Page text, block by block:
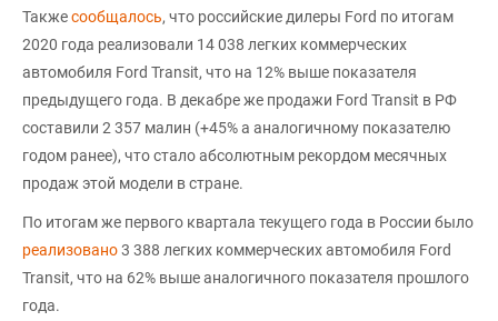
Такжесообщалось, что российские дилеры Ford по итогам
2020 года реализовали 14 038 легких коммерческих
автомобиля Ford Transit, что на 12% выше показателя
предыдущего года. В декабре же продажи Ford Transit в РФ
составили 2 357 малин (+45% а аналогичному показателю
годом ранее), что стало абсолютным рекордом месячных
продаж этой модели в стране.
По итогам же первого квартала текущего года в России было
реализовано3 388 легких коммерческих автомобиля Ford
Transit, что на 62% выше аналогичного показателя прошлого
года.